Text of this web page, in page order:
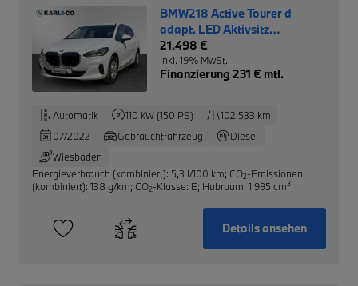
BMW218 Active Tourer d
adapt. LED Aktivsitz
Fernlichtassistent
21.498 €
inkl. 19% MwSt.
Finanzierung 231 € mtl.
Automatik 110 kW (150 PS)
102.533 km
07/2022
Gebrauchtfahrzeug
Diesel
Wiesbaden
Energieverbrauch (kombiniert): 5,3 l/100 km; CO2-Emissionen
(kombiniert): 138 g/km; CO2-Klasse: E; Hubraum: 1.995 cm3;
Details ansehen